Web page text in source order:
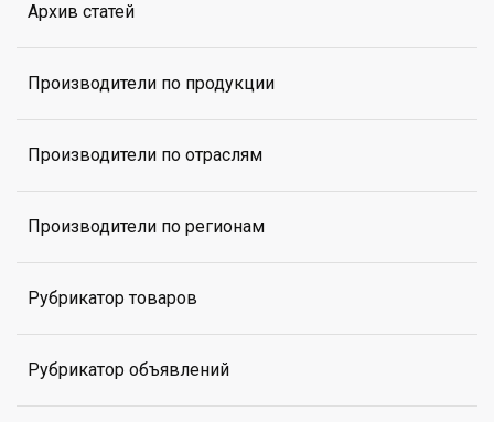
Архив статей
Производители по продукции
Производители по отраслям
Производители по регионам
Рубрикатор товаров
Рубрикатор объявлений